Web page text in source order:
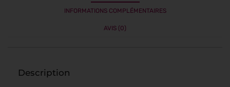
INFORMATIONS COMPLÉMENTAIRES
AVIS (0)
Description